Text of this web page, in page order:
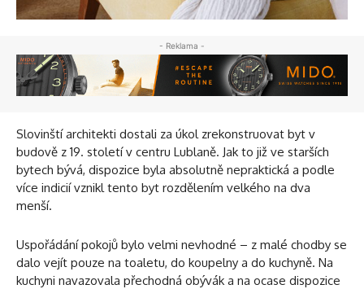
- Reklama -
Slovinští architekti dostali za úkol zrekonstruovat byt v
budově z 19. století v centru Lublaně. Jak to již ve starších
bytech bývá, dispozice byla absolutně nepraktická a podle
více indicií vznikl tento byt rozdělením velkého na dva
menší.
Uspořádání pokojů bylo velmi nevhodné – z malé chodby se
dalo vejít pouze na toaletu, do koupelny a do kuchyně. Na
kuchyni navazovala přechodná obývák a na ocase dispozice